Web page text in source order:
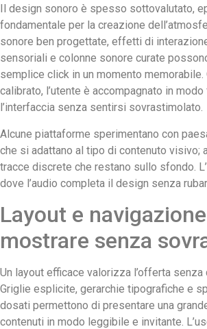
Il design sonoro è spesso sottovalutato,
fondamentale per la creazione
sonore ben progettate, effetti di
sensoriali e colonne sonore curate
semplice click in un momento memorabile.
calibrato, l’utente è accompagnato in
l’interfaccia senza sentirsi sovrastimolato.
Alcune piattaforme sperimentano con
che si adattano al tipo di contenuto visivo;
tracce discrete che restano sullo sfondo.
dove l’audio completa il design senza
Layout e
mostrare senza
Un layout efficace valorizza l’offerta senza
Griglie esplicite, gerarchie tipografiche e
dosati permettono di presentare una
contenuti in modo leggibile e invitante.